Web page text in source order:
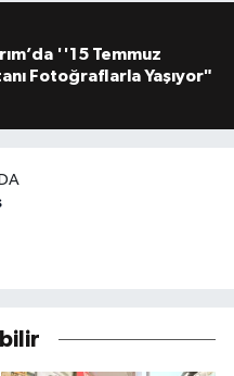
''15 Temmuz
Fotoğraflarla Yaşıyor"